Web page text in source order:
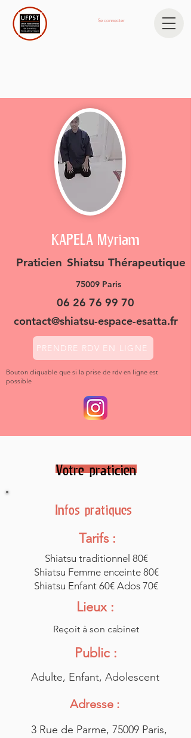
Se connecter
KAPELA Myriam
Praticien Shiatsu Thérapeutique
75009 Paris
06 26 76 99 70
contact@shiatsu-espace-esatta.fr
PRENDRE RDV EN LIGNE
Bouton cliquable que si la prise de rdv en ligne est
possible
Votre praticien
Infos pratiques
Tarifs :
Shiatsu traditionnel 80€
Shiatsu Femme enceinte 80€
Shiatsu Enfant 60€ Ados 70€
Lieux :
Reçoit à son cabinet
Public :
Adulte, Enfant, Adolescent
Adresse :
3 Rue de Parme, 75009 Paris,